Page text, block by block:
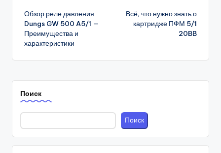
navigation
Обзор реле давления
Dungs GW 500 A5/1 —
Преимущества и
характеристики
Всё, что нужно знать о
картридже ПФМ 5/1
20BB
Поиск
Поиск